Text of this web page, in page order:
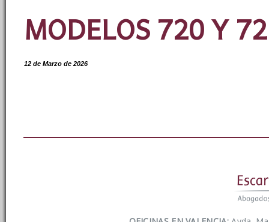
MODELOS 720 Y
12 de Marzo de 2026